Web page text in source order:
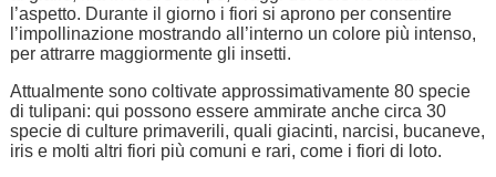
l’aspetto. Durante il giorno i fiori si aprono per consentire
l’impollinazione mostrando all’interno un colore più intenso,
per attrarre maggiormente gli insetti.
Attualmente sono coltivate approssimativamente 80 specie
di tulipani: qui possono essere ammirate anche circa 30
specie di culture primaverili, quali giacinti, narcisi, bucaneve,
iris e molti altri fiori più comuni e rari, come i fiori di loto.